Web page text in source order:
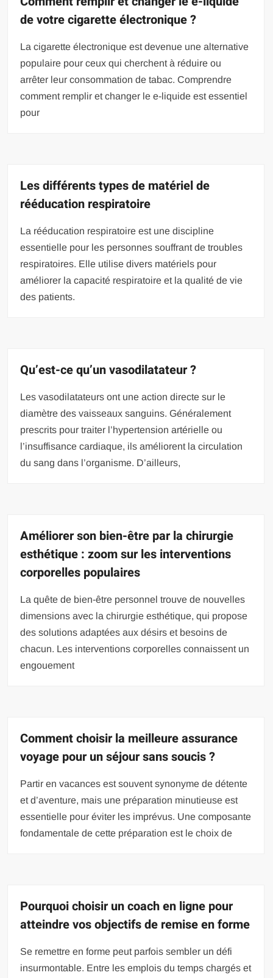
de votre cigarette électronique ?
La cigarette électronique est devenue une alternative
populaire pour ceux qui cherchent à réduire ou
arrêter leur consommation de tabac. Comprendre
comment remplir et changer le e-liquide est essentiel
pour
Les différents types de matériel de
rééducation respiratoire
La rééducation respiratoire est une discipline
essentielle pour les personnes souffrant de troubles
respiratoires. Elle utilise divers matériels pour
améliorer la capacité respiratoire et la qualité de vie
des patients.
Qu’est-ce qu’un vasodilatateur ?
Les vasodilatateurs ont une action directe sur le
diamètre des vaisseaux sanguins. Généralement
prescrits pour traiter l’hypertension artérielle ou
l’insuffisance cardiaque, ils améliorent la circulation
du sang dans l’organisme. D’ailleurs,
Améliorer son bien-être par la chirurgie
esthétique : zoom sur les interventions
corporelles populaires
La quête de bien-être personnel trouve de nouvelles
dimensions avec la chirurgie esthétique, qui propose
des solutions adaptées aux désirs et besoins de
chacun. Les interventions corporelles connaissent un
engouement
Comment choisir la meilleure assurance
voyage pour un séjour sans soucis ?
Partir en vacances est souvent synonyme de détente
et d’aventure, mais une préparation minutieuse est
essentielle pour éviter les imprévus. Une composante
fondamentale de cette préparation est le choix de
Pourquoi choisir un coach en ligne pour
atteindre vos objectifs de remise en forme
Se remettre en forme peut parfois sembler un défi
insurmontable. Entre les emplois du temps chargés et